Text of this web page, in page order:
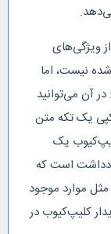
ویژگی‌های
نیست، اما
آن می‌توانید
یک تکه متن
یک
است که
موارد موجود
کلیپ‌کیوب در